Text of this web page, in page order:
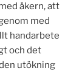
åkern, att
med
handarbete
och det
utökning